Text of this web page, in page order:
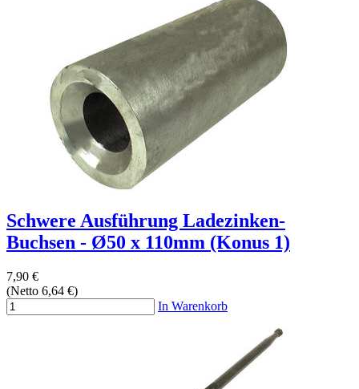
Schwere Ausführung Ladezinken-
Buchsen - Ø50 x 110mm (Konus 1)
7,90 €
(Netto 6,64 €)
In Warenkorb